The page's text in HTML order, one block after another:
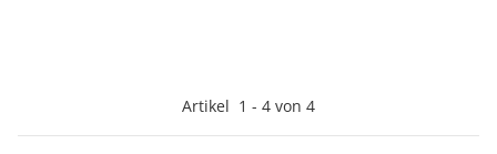
Artikel 1 - 4 von 4